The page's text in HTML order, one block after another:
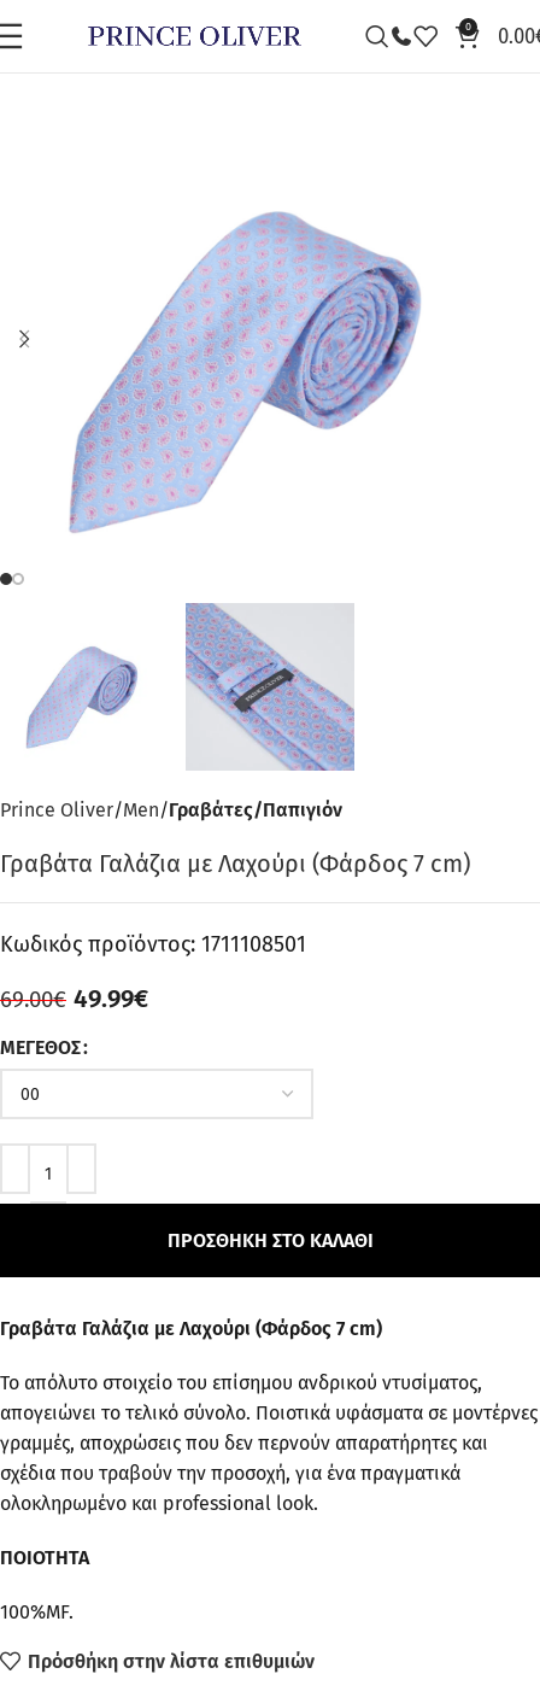
0 0.00
Prince Oliver Men Γραβάτες/Παπιγιόν
Γραβάτα Γαλάζια με Λαχούρι (Φάρδος 7 cm)
Κωδικός προϊόντος: 1711108501
69.00€ 49.99€
ΜΈΓΕΘΟΣ
ΠΡΟΣΘΉΚΗ ΣΤΟ ΚΑΛΆΘΙ
Γραβάτα Γαλάζια με Λαχούρι (Φάρδος 7 cm)
Το απόλυτο στοιχείο του επίσημου ανδρικού ντυσίματος,
απογειώνει το τελικό σύνολο. Ποιοτικά υφάσματα σε μοντέρνες
γραμμές, αποχρώσεις που δεν περνούν απαρατήρητες και
σχέδια που τραβούν την προσοχή, για ένα πραγματικά
ολοκληρωμένο και professional look.
ΠΟΙΟΤΗΤΑ
100%MF.
Πρόσθήκη στην λίστα επιθυμιών